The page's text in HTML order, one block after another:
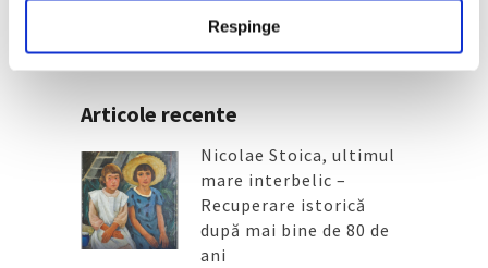
Respinge
Articole recente
Nicolae Stoica, ultimul
mare interbelic –
Recuperare istorică
după mai bine de 80 de
ani